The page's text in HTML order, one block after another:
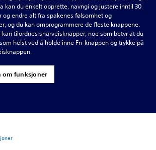
kan du enkelt opprette, navngi og justere inntil 30
endre alt fra spakenes følsomhet og
og du kan omprogrammere de fleste knappene.
tilordnes snarveisknapper, noe som betyr at du
helst ved å holde inne Fn-knappen og trykke på
om funksjoner